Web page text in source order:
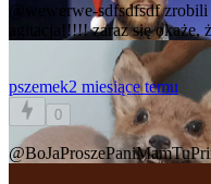
@wewerwe-sdfsdfsdfzrobili
agitacja!!!!! zaraz się okaże,
pszemek2 miesiące temu
0